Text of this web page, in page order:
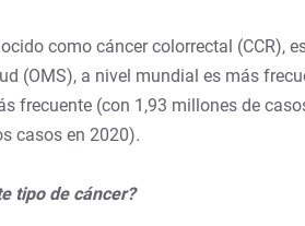
como cáncer colorrectal (CCR),
(OMS), a nivel mundial es más
frecuente (con 1,93 millones de
casos en 2020).
tipo de cáncer?